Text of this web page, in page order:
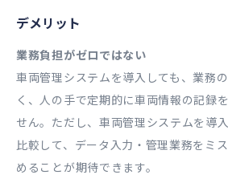
デメリット
業務負担がゼロではない
車両管理システムを導入しても、業務
く、人の手で定期的に車両情報の記録
せん。ただし、車両管理システムを導
比較して、データ入力・管理業務をミ
めることが期待できます。